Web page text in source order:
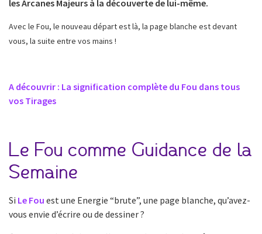
les Arcanes Majeurs à la découverte de lui-même.
Avec le Fou, le nouveau départ est là, la page blanche est devant
vous, la suite entre vos mains !
A découvrir : La signification complète du Fou dans tous
vos Tirages
Le Fou comme Guidance de la
Semaine
Si Le Fou est une Energie “brute”, une page blanche, qu’avez-
vous envie d’écrire ou de dessiner ?